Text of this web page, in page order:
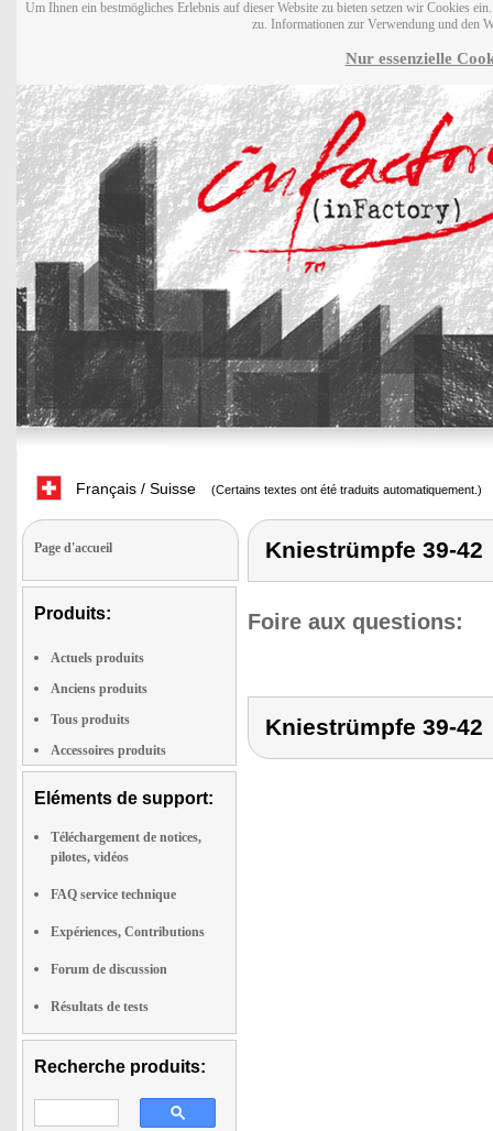
Um Ihnen ein bestmögliches Erlebnis auf dieser Website zu bieten setzen wir Cookies
zu. Informationen zur Verwendung und den
Nur essenzielle
Français / Suisse (Certains textes ont été traduits automatiquement.)
Page d'accueil
Produits:
Actuels produits
Anciens produits
Tous produits
Accessoires produits
Eléments de support:
Téléchargement de notices,
pilotes, vidéos
FAQ service technique
Expériences, Contributions
Forum de discussion
Résultats de tests
Recherche produits:
Kniestrümpfe 39-42
Foire aux questions:
Kniestrümpfe 39-42